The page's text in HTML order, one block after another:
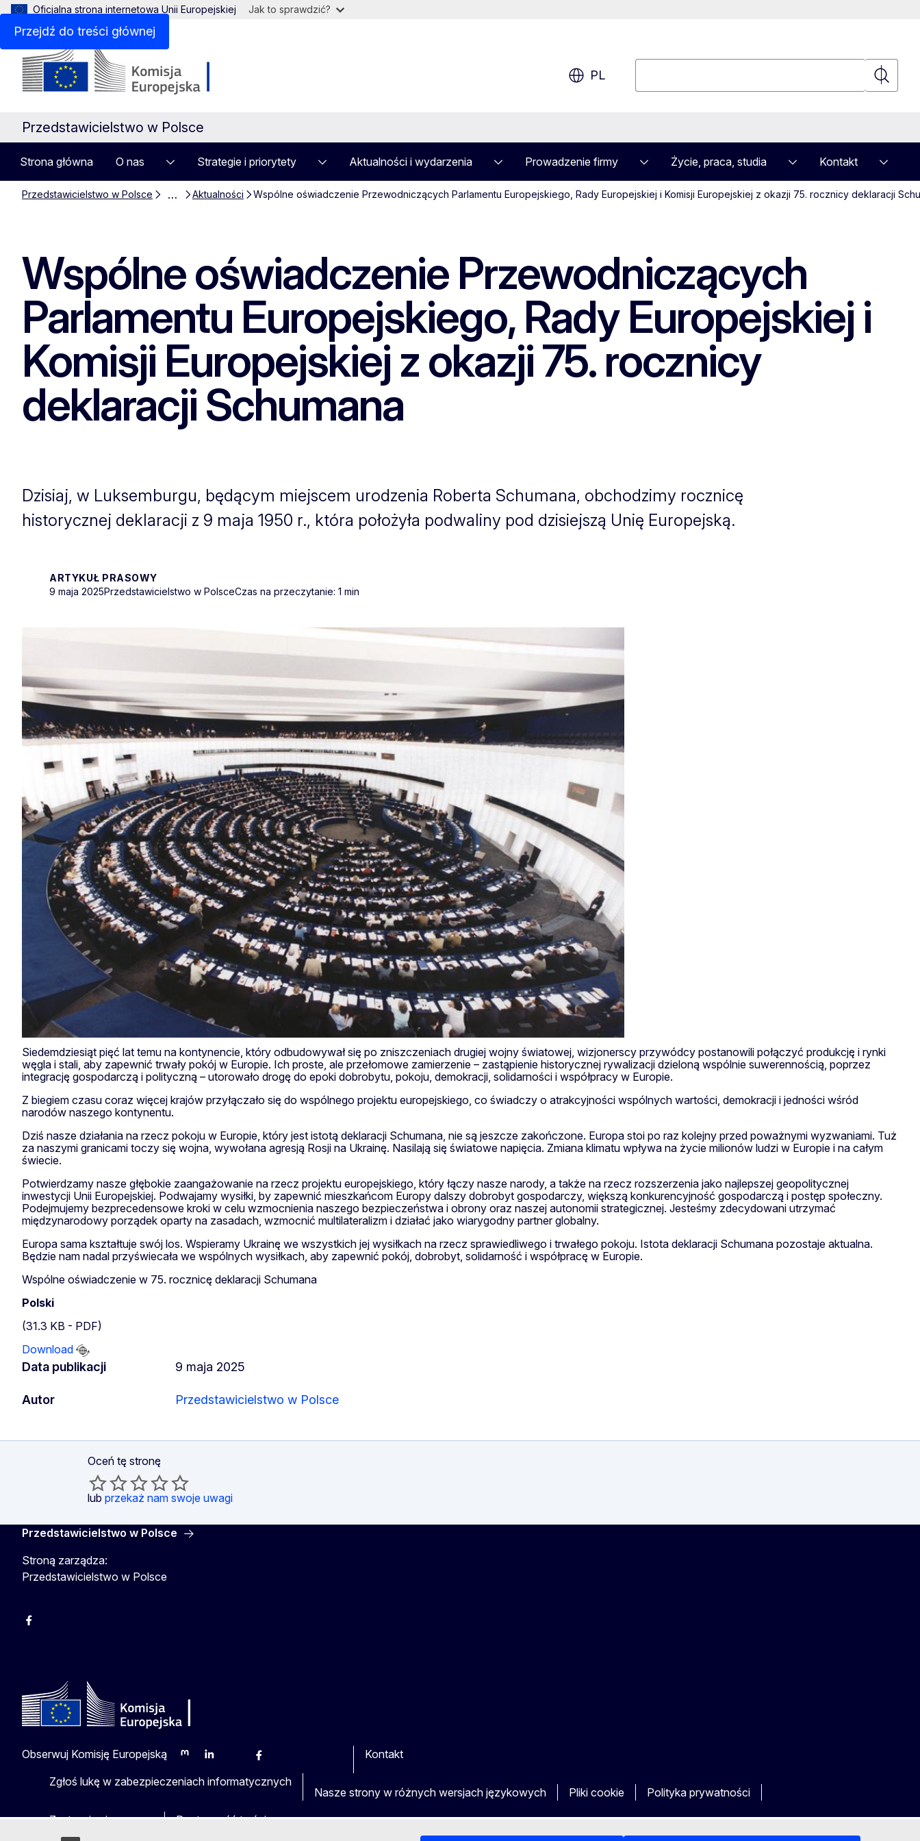
Przejdź do treści głównej
Oficjalna strona internetowa Unii Europejskiej Jak to sprawdzić?
PL
Przedstawicielstwo w Polsce
Strona główna O nas Strategie i priorytety Aktualności i wydarzenia Prowadzenie firmy Życie, praca, studia Kontakt
Przedstawicielstwo w Polsce … Aktualności Wspólne oświadczenie Przewodniczących Parlamentu Europejskiego, Rady Europejskiej i Komisji Europejskiej z okazji 75. rocznicy deklaracji
Wspólne oświadczenie Przewodniczących
Parlamentu Europejskiego, Rady Europejskiej i
Komisji Europejskiej z okazji 75. rocznicy
deklaracji Schumana
Dzisiaj, w Luksemburgu, będącym miejscem urodzenia Roberta Schumana, obchodzimy rocznicę
historycznej deklaracji z 9 maja 1950 r., która położyła podwaliny pod dzisiejszą Unię Europejską.
ARTYKUŁ PRASOWY
9 maja 2025Przedstawicielstwo w PolsceCzas na przeczytanie: 1 min
Siedemdziesiąt pięć lat temu na kontynencie, który odbudowywał się po zniszczeniach drugiej wojny światowej, wizjonerscy przywódcy postanowili połączyć produkcję i rynki
węgla i stali, aby zapewnić trwały pokój w Europie. Ich proste, ale przełomowe zamierzenie – zastąpienie historycznej rywalizacji dzieloną wspólnie suwerennością, poprzez
integrację gospodarczą i polityczną – utorowało drogę do epoki dobrobytu, pokoju, demokracji, solidarności i współpracy w Europie.
Z biegiem czasu coraz więcej krajów przyłączało się do wspólnego projektu europejskiego, co świadczy o atrakcyjności wspólnych wartości, demokracji i jedności wśród
narodów naszego kontynentu.
Dziś nasze działania na rzecz pokoju w Europie, który jest istotą deklaracji Schumana, nie są jeszcze zakończone. Europa stoi po raz kolejny przed poważnymi wyzwaniami. Tuż
za naszymi granicami toczy się wojna, wywołana agresją Rosji na Ukrainę. Nasilają się światowe napięcia. Zmiana klimatu wpływa na życie milionów ludzi w Europie i na całym
świecie.
Potwierdzamy nasze głębokie zaangażowanie na rzecz projektu europejskiego, który łączy nasze narody, a także na rzecz rozszerzenia jako najlepszej geopolitycznej
inwestycji Unii Europejskiej. Podwajamy wysiłki, by zapewnić mieszkańcom Europy dalszy dobrobyt gospodarczy, większą konkurencyjność gospodarczą i postęp społeczny.
Podejmujemy bezprecedensowe kroki w celu wzmocnienia naszego bezpieczeństwa i obrony oraz naszej autonomii strategicznej. Jesteśmy zdecydowani utrzymać
międzynarodowy porządek oparty na zasadach, wzmocnić multilateralizm i działać jako wiarygodny partner globalny.
Europa sama kształtuje swój los. Wspieramy Ukrainę we wszystkich jej wysiłkach na rzecz sprawiedliwego i trwałego pokoju. Istota deklaracji Schumana pozostaje aktualna.
Będzie nam nadal przyświecała we wspólnych wysiłkach, aby zapewnić pokój, dobrobyt, solidarność i współpracę w Europie.
Wspólne oświadczenie w 75. rocznicę deklaracji Schumana
Polski
(31.3 KB - PDF)
Download
Data publikacji 9 maja 2025
Autor Przedstawicielstwo w Polsce
Oceń tę stronę
lub przekaż nam swoje uwagi
Przedstawicielstwo w Polsce
Stroną zarządza:
Przedstawicielstwo w Polsce
Facebook
Obserwuj Komisję Europejską
MastodonLinkedInBlueskyFacebook
Kontakt
Zgłoś lukę w zabezpieczeniach informatycznych
Nasze strony w różnych wersjach językowych
Pliki cookie
Polityka prywatności
Zastrzeżenia prawne
Dostępność treści